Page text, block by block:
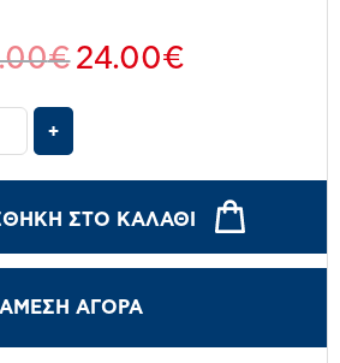
€ 24.00€
ΣΤΟ ΚΑΛΆΘΙ
ΑΜΕΣΗ ΑΓΟΡΑ